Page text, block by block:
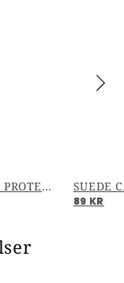
WATERBASED PROTECTOR - PROTECTOR SUEDE
89 KR